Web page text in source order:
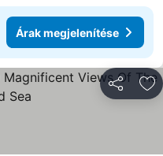
Árak megjelenítése